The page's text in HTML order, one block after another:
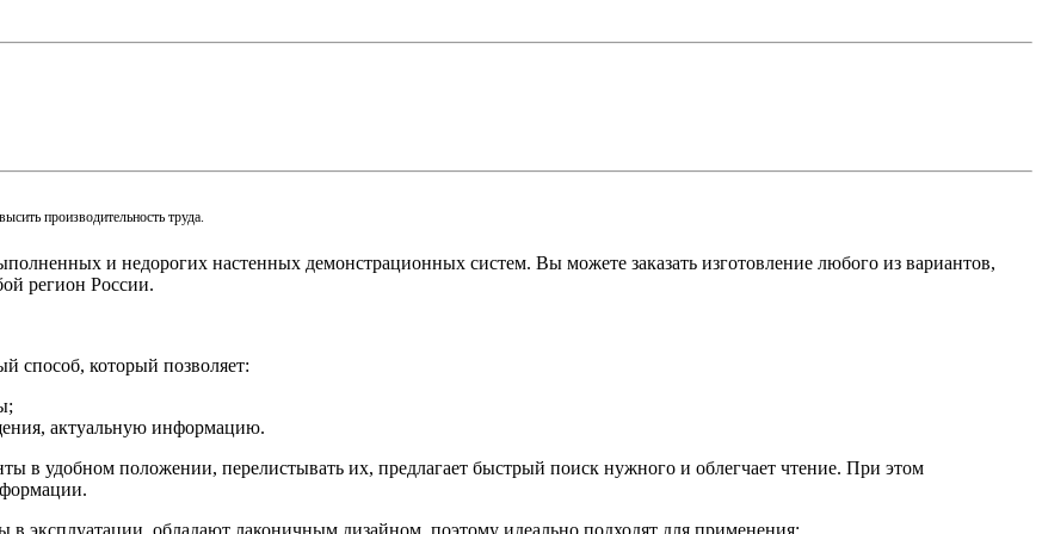
производительность труда.
и недорогих настенных демонстрационных систем. Вы можете заказать изготовление любого из вариантов,
регион России.
способ, который позволяет:
актуальную информацию.
в удобном положении, перелистывать их, предлагает быстрый поиск нужного и облегчает чтение. При этом
эксплуатации, обладают лаконичным дизайном, поэтому идеально подходят для применения: